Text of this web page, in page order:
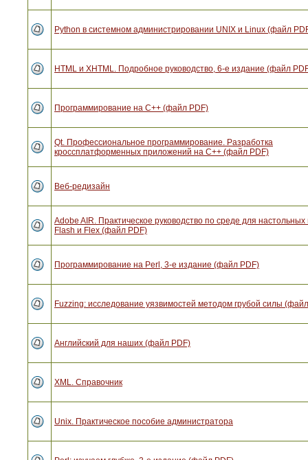
Python в системном администрировании UNIX и Linux (файл
HTML и XHTML. Подробное руководство, 6-е издание (файл
Программирование на C++ (файл PDF)
Qt. Профессиональное программирование. Разработка
кроссплатформенных приложений на С++ (файл PDF)
Веб-редизайн
Adobe AIR. Практическое руководство по среде для
Flash и Flex (файл PDF)
Программирование на Perl, 3-е издание (файл PDF)
Fuzzing: исследование уязвимостей методом грубой силы
Английский для наших (файл PDF)
XML. Справочник
Unix. Практическое пособие администратора